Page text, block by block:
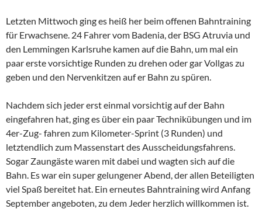
Letzten Mittwoch ging es heiß her beim offenen Bahntraining
für Erwachsene. 24 Fahrer vom Badenia, der BSG Atruvia und
den Lemmingen Karlsruhe kamen auf die Bahn, um mal ein
paar erste vorsichtige Runden zu drehen oder gar Vollgas zu
geben und den Nervenkitzen auf er Bahn zu spüren.
Nachdem sich jeder erst einmal vorsichtig auf der Bahn
eingefahren hat, ging es über ein paar Technikübungen und im
4er-Zug- fahren zum Kilometer-Sprint (3 Runden) und
letztendlich zum Massenstart des Ausscheidungsfahrens.
Sogar Zaungäste waren mit dabei und wagten sich auf die
Bahn. Es war ein super gelungener Abend, der allen Beteiligten
viel Spaß bereitet hat. Ein erneutes Bahntraining wird Anfang
September angeboten, zu dem Jeder herzlich willkommen ist.